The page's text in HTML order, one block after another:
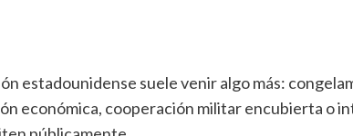
estadounidense suele venir algo más:
económica, cooperación militar encubierta o